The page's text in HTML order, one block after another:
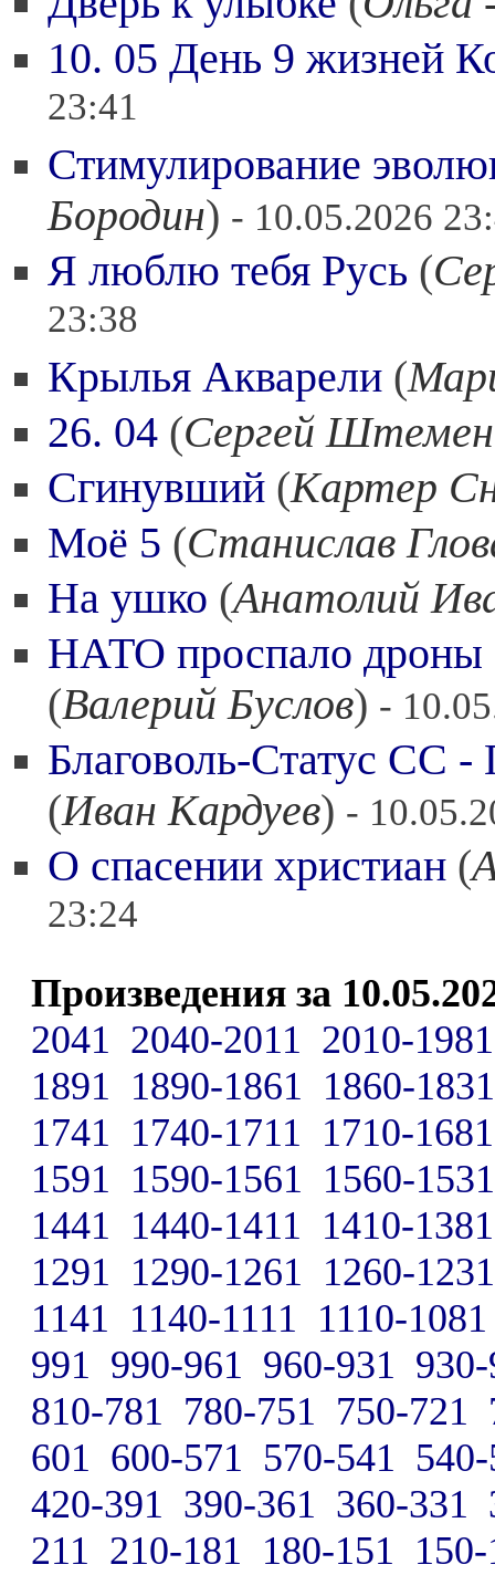
10. 05 День 9 жизней
23:41
Стимулирование
Бородин) - 10.05.2026
Я люблю тебя Русь (
23:38
Крылья Акварели (
26. 04 (Сергей
Сгинувший (Картер
Моё 5 (Станислав
На ушко (Анатолий
НАТО проспало дроны
(Валерий Буслов) -
Благоволь-Статус СС -
(Иван Кардуев) -
О спасении христиан (
23:24
Произведения за
2041 2040-2011 2010-1981
1891 1890-1861 1860-1831
1741 1740-1711 1710-1681
1591 1590-1561 1560-1531
1441 1440-1411 1410-1381
1291 1290-1261 1260-1231
1141 1140-1111 1110-1081
991 990-961 960-931
810-781 780-751 750-721
601 600-571 570-541
420-391 390-361 360-331
211 210-181 180-151